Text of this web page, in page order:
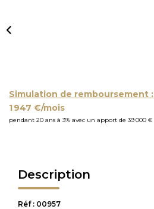
Simulation de remboursement :
1 947 €/mois
pendant 20 ans à 3% avec un apport de 39 000 €
Description
Réf : 00957